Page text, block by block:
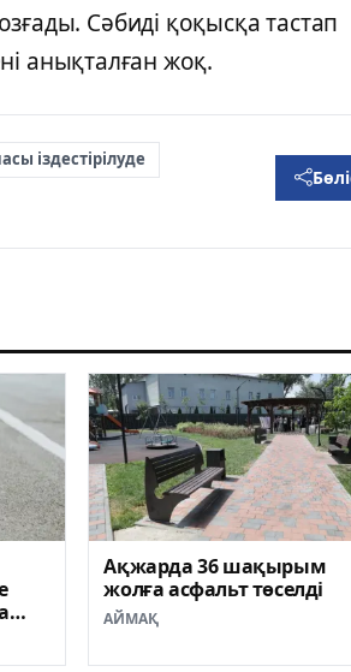
Сәбиді қоқысқа тастап
анықталған жоқ.
іздестірілуде
Ақжарда 36 шақырым
жолға асфальт төселді
АЙМАҚ